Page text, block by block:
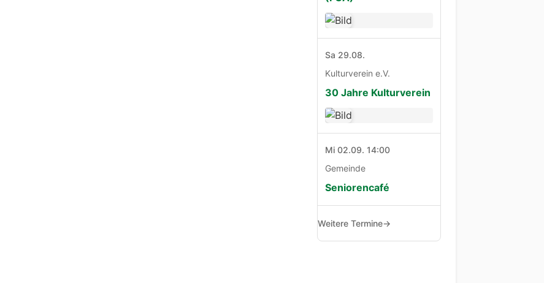
Sa 29.08.
Kulturverein e.V.
30 Jahre Kulturverein
Mi 02.09. 14:00
Gemeinde
Seniorencafé
Weitere Termine→